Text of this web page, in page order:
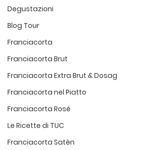
Degustazioni
Blog Tour
Franciacorta
Franciacorta Brut
Franciacorta Extra Brut & Dosag
Franciacorta nel Piatto
Franciacorta Rosé
Le Ricette di TUC
Franciacorta Satèn